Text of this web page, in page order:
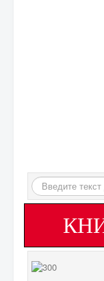
Искать...